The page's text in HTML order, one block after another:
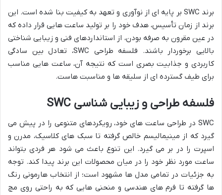
برند SWC بر پایه ای از نوآوری و تعهد به کیفیت بنا شده است. این
برند از زمان تأسیس، هدف خود را بر تولید ساعت هایی قرار داده که
در عین مقرون به صرفه بودن، از استانداردهای فنی و زیبایی شناختی
بالایی برخوردار باشند. فلسفه طراحی SWC، تعادل بین سادگی
کاربردی و جذابیت بصری است که نتیجه آن، ساعت هایی مناسب
برای طیف گسترده ای از سلیقه ها و مناسبت هاست.
فلسفه طراحی و زیبایی شناسی SWC
SWC در طراحی ساعت های خود، رویکردهای متنوعی را در پیش می
گیرد که از مینیمالیسم خالص گرفته تا سبک های کلاسیک، مدرن و
اسپرت را در بر می گیرد. این تنوع باعث می شود هر فردی بتواند
ساعت مورد نظر خود را در میان محصولات این برند پیدا کند. توجه
به جزئیات در تمامی مدل ها مشهود است؛ از انتخاب هارمونی رنگ
ها گرفته تا فرم های هندسی و منحنی هایی که به راحتی روی مچ